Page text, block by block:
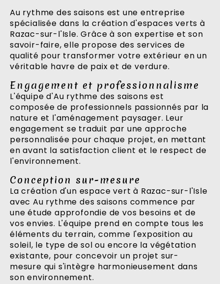
Au rythme des saisons est une entreprise
spécialisée dans la création d'espaces verts à
Razac-sur-l'Isle. Grâce à son expertise et son
savoir-faire, elle propose des services de
qualité pour transformer votre extérieur en un
véritable havre de paix et de verdure.
Engagement et professionnalisme
L'équipe d'Au rythme des saisons est
composée de professionnels passionnés par la
nature et l'aménagement paysager. Leur
engagement se traduit par une approche
personnalisée pour chaque projet, en mettant
en avant la satisfaction client et le respect de
l'environnement.
Conception sur-mesure
La création d'un espace vert à Razac-sur-l'Isle
avec Au rythme des saisons commence par
une étude approfondie de vos besoins et de
vos envies. L'équipe prend en compte tous les
éléments du terrain, comme l'exposition au
soleil, le type de sol ou encore la végétation
existante, pour concevoir un projet sur-
mesure qui s'intègre harmonieusement dans
son environnement.